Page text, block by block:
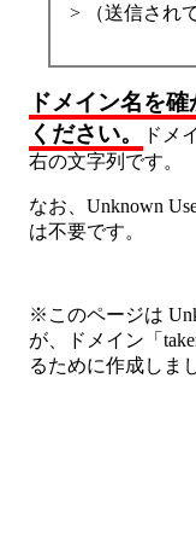
> （送信され
ドメイン名を
ください。
ドメ
右の文字列です。
なお、Unknown
は不要です。
※このページは
が、ドメイン「
るために作成しま